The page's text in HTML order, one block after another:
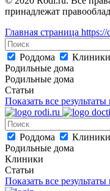
принадлежат
Главная страница https://
Роддома Клиники
Родильные дома
Родильные дома
Статьи
Показать все результаты
Роддома Клиники
Родильные дома
Клиники
Статьи
Показать все результаты